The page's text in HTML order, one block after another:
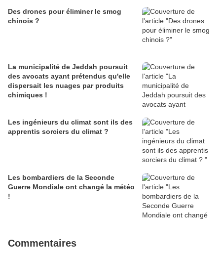
Des drones pour éliminer le smog
chinois ?
La municipalité de Jeddah poursuit
des avocats ayant prétendus qu'elle
dispersait les nuages par produits
chimiques !
Les ingénieurs du climat sont ils des
apprentis sorciers du climat ?
Les bombardiers de la Seconde
Guerre Mondiale ont changé la météo
!
Commentaires